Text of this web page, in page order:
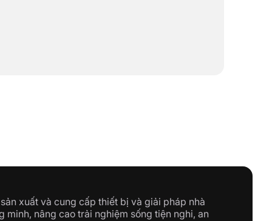
xuất và cung cấp thiết bị và giải pháp nhà
minh, nâng cao trải nghiệm sống tiện nghi, an